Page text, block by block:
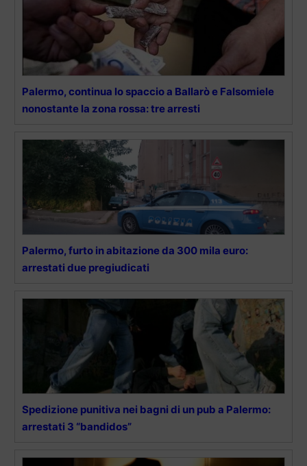
Palermo, continua lo spaccio a Ballarò e Falsomiele
nonostante la zona rossa: tre arresti
Palermo, furto in abitazione da 300 mila euro:
arrestati due pregiudicati
Spedizione punitiva nei bagni di un pub a Palermo:
arrestati 3 “bandidos”